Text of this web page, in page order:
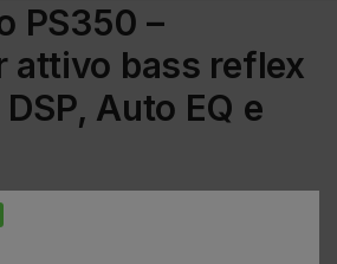
PS350 –
attivo bass reflex
Auto EQ e